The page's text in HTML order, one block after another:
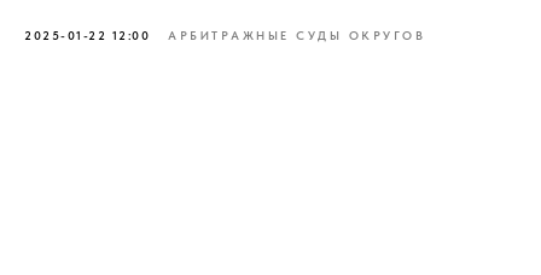
2025-01-22 12:00 АРБИТРАЖНЫЕ СУДЫ ОКРУГОВ